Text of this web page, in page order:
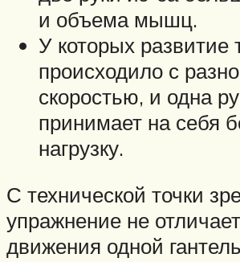
и объема мышц.
У которых развитие
происходило с
скоростью, и одна
принимает на себя
нагрузку.
С технической точки
упражнение не
движения одной